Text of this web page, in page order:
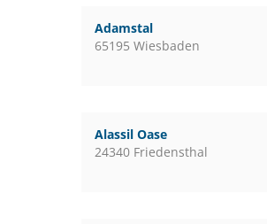
Adamstal
65195 Wiesbaden
Alassil Oase
24340 Friedensthal